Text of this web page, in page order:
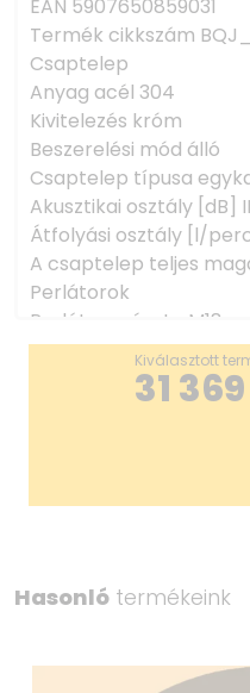
EAN 5907650859031
Termék cikkszám
Csaptelep
Anyag acél 304
Kivitelezés króm
Beszerelési mód álló
Csaptelep típusa
Akusztikai osztály [dB]
Átfolyási osztály [l/
A csaptelep teljes
Perlátorok
Perlátor mérete M18
Perlátor típusa
Kifolyócsövek
Anyag acél 304
Csaptelep kifolyócső
Csatlakozó menet M10
Kiválasztott
31 369
Hasonló termékeink